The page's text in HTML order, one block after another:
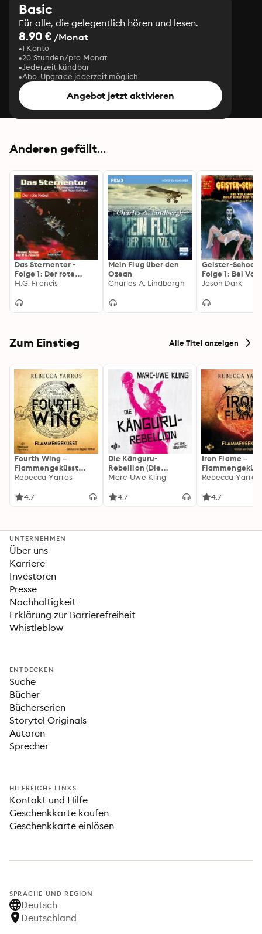
Basic
Für alle, die gelegentlich hören und lesen.
8.90 € /Monat
1 Konto
20 Stunden/pro Monat
Jederzeit kündbar
Abo-Upgrade jederzeit möglich
Angebot jetzt aktivieren
Anderen gefällt...
Das Sternentor -
Folge 1: Der rote
Nebel
H.G. Francis
Mein Flug über den
Ozean
Charles A. Lindbergh
Geister-
Folge 1: Bei
holt dich der
Jason Dark
Zum Einstieg Alle Titel anzeigen
Fourth Wing –
Flammengeküsst
(Flammengeküsst-
Rebecca Yarros
4.7
Die Känguru-
Rebellion (Die
Känguru-Werke 5)
Marc-Uwe Kling
4.7
Iron Flame –
heißersehnte
Rebecca Yarros
4.7
UNTERNEHMEN
Über uns
Karriere
Investoren
Presse
Nachhaltigkeit
Erklärung zur Barrierefreiheit
Whistleblow
ENTDECKEN
Suche
Bücher
Bücherserien
Storytel Originals
Autoren
Sprecher
HILFREICHE LINKS
Kontakt und Hilfe
Geschenkkarte kaufen
Geschenkkarte einlösen
SPRACHE UND REGION
Deutsch
Deutschland